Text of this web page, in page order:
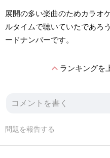
展開の多い楽曲のためカラオ
ルタイムで聴いていたであろ
ードナンバーです。
expand_lessランキングを
問題を報告する